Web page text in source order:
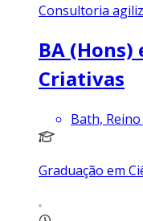
Consultoria
BA
Criativas
Bath,
Graduação em